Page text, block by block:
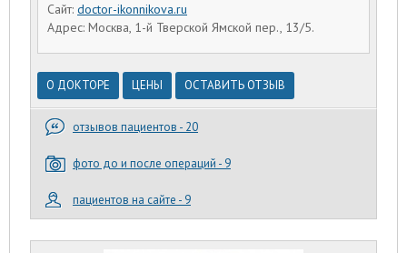
Сайт: doctor-ikonnikova.ru
Адрес: Москва, 1-й Тверской Ямской пер., 13/5.
О ДОКТОРЕ ЦЕНЫ ОСТАВИТЬ ОТЗЫВ
отзывов пациентов - 20
фото до и после операций - 9
пациентов на сайте - 9